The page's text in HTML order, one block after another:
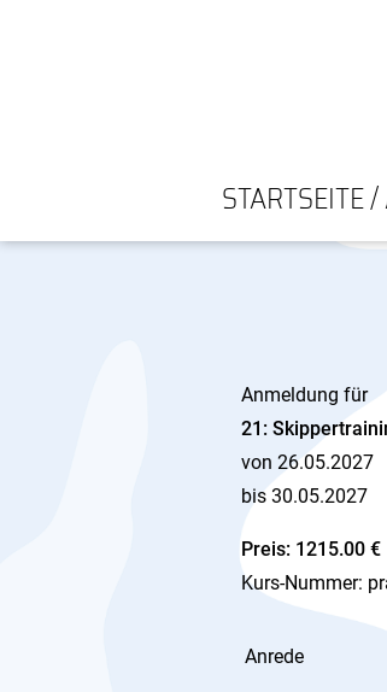
STARTSEITE
Anmeldung für
21:
von 26.05.2027
bis 30.05.2027
Preis: 1215.00 €
Kurs-Nummer:
Anrede